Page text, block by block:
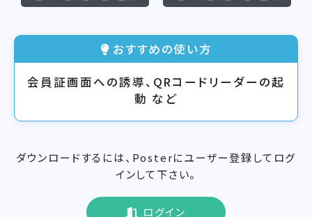
おすすめの使い方
会員証画面への誘導、QRコードリーダーの起
動 など
ダウンロードするには、Posterにユーザー登録してログ
インして下さい。
ログイン